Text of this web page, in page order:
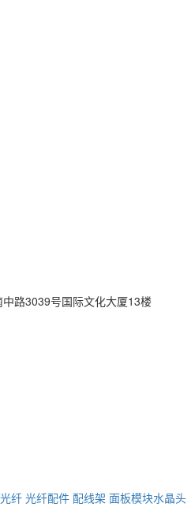
路3039号国际文化大厦13楼
光纤 光纤配件 配线架 面板模块水晶头